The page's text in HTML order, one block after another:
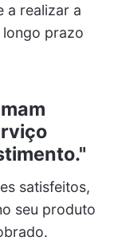
a realizar a
longo prazo
satisfeitos,
seu produto